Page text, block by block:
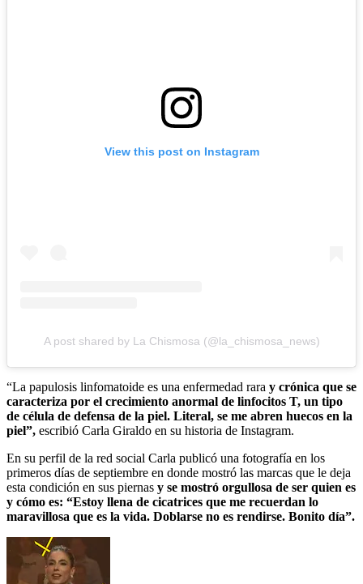
View this post on Instagram
A post shared by La Chismosa (@la_chismosa_news)
“La papulosis linfomatoide es una enfermedad rara y crónica que se
caracteriza por el crecimiento anormal de linfocitos T, un tipo
de célula de defensa de la piel. Literal, se me abren huecos en la
piel”, escribió Carla Giraldo en su historia de Instagram.
En su perfil de la red social Carla publicó una fotografía en los
primeros días de septiembre en donde mostró las marcas que le deja
esta condición en sus piernas y se mostró orgullosa de ser quien es
y cómo es: “Estoy llena de cicatrices que me recuerdan lo
maravillosa que es la vida. Doblarse no es rendirse. Bonito día”.